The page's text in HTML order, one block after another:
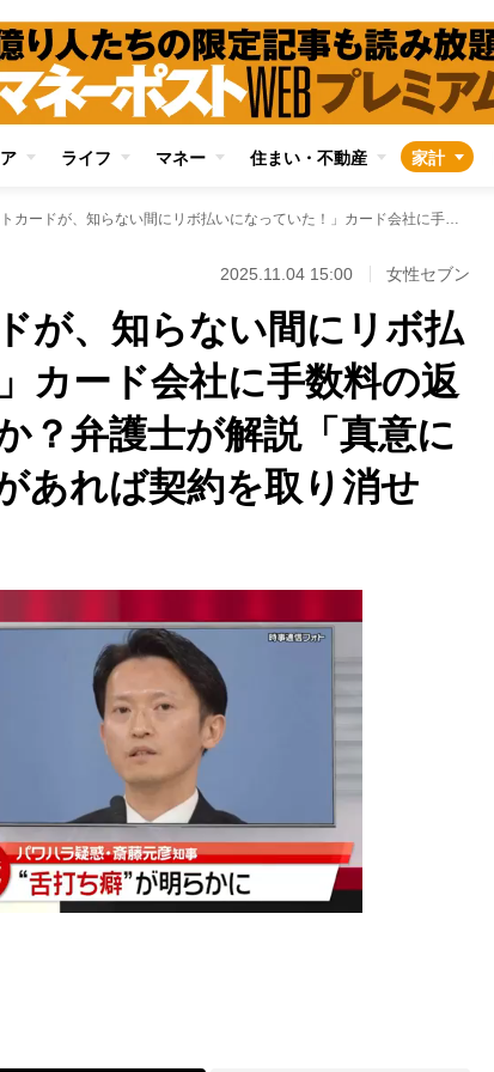
ライフ マネー 住まい・不動産 家計
「クレジットカードが、知らない間にリボ払いになっていた！」カード会社に手数料の返金請求はできるのか？弁護士が解説「真意に反する重大な錯誤があれば契約を取り消せる」
2025.11.04 15:00 女性セブン
が、知らない間にリボ払
カード会社に手数料の返
？弁護士が解説「真意に
あれば契約を取り消せ